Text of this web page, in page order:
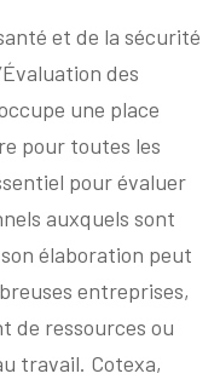
et de la sécurité
des
une place
pour toutes les
pour évaluer
auxquels sont
élaboration peut
entreprises,
de ressources ou
travail. Cotexa,